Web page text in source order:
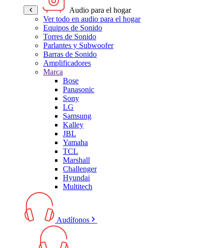
Audio para el hogar
Ver todo en audio para el hogar
Equipos de Sonido
Torres de Sonido
Parlantes y Subwoofer
Barras de Sonido
Amplificadores
Marca
Bose
Panasonic
Sony
LG
Samsung
Kalley
JBL
Yamaha
TCL
Marshall
Challenger
Hyundai
Multitech
Audífonos